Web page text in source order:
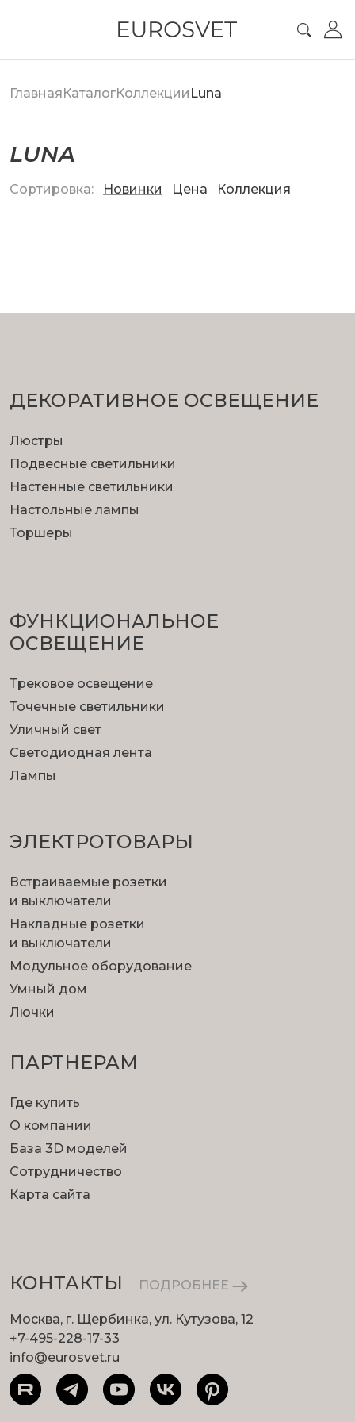
ГлавнаяКаталогКоллекции Luna
LUNA
Сортировка: Новинки Цена Коллекция
ДЕКОРАТИВНОЕ ОСВЕЩЕНИЕ
Люстры
Подвесные светильники
Настенные светильники
Настольные лампы
Торшеры
ФУНКЦИОНА­ЛЬНОЕ
ОСВЕЩЕНИЕ
Трековое освещение
Точечные светильники
Уличный свет
Светодиодная лента
Лампы
ЭЛЕКТРОТОВАРЫ
Встраиваемые розетки
и выключатели
Накладные розетки
и выключатели
Модульное оборудование
Умный дом
Лючки
ПАРТНЕРАМ
Где купить
О компании
База 3D моделей
Сотрудничество
Карта сайта
КОНТАКТЫ ПОДРОБНЕЕ
Москва, г. Щербинка, ул. Кутузова, 12
+7-495-228-17-33
info@eurosvet.ru